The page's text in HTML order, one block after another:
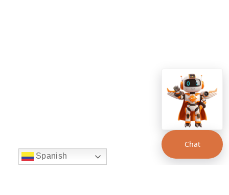
Spanish
Chat